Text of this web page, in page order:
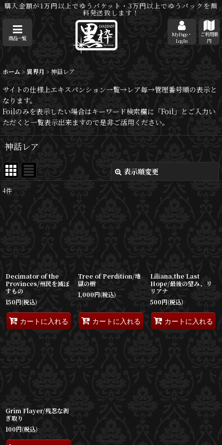
購入金額が1万円以上でゆうパケット・3万円以上でゆうパックを無
料発送致します！
商品一覧
MyPage・
Log-In
ご利用案
内
ホーム > 異界月 > 神話レア
サイトの仕様上エキスパンション一覧→レア毎→管理番号順の表示と
なります。
Foilのみを表示したい場合はキーワード検索欄に「Foil」とご入力い
ただくと一覧表示出来ますので是非ご活用ください。
神話レア
表示順変更
4件
Decimator of the
Provinces/州民を滅ぼ
すもの
150円(税込)
カートに入れる
Tree of Perdition/地
獄の樹
1,000円(税込)
カートに入れる
Liliana,the Last
Hope/最後の望み、リ
リアナ
500円(税込)
カートに入れる
Grim Flayer/残忍な剥
ぎ取り
100円(税込)